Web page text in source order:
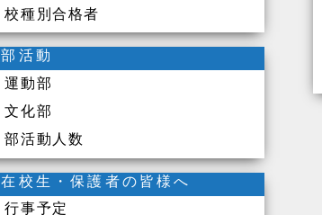
校種別合格者
部活動
運動部
文化部
部活動人数
在校生・保護者の皆様へ
行事予定